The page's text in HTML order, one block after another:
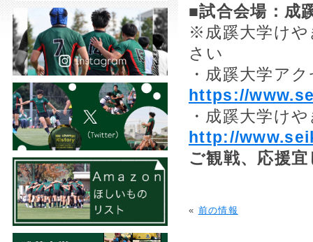
■試合会場：成
※成蹊大学けや
さい
・成蹊大学
https://
・成蹊大学け
http://
ご観戦、応援
« 前の情報